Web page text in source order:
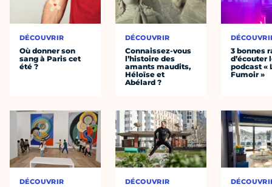
DÉCOUVRIR
Où donner son
sang à Paris cet
été ?
DÉCOUVRIR
DÉCOUVRIR
Connaissez-vous
l’histoire des
amants maudits,
Héloïse et
Abélard ?
DÉCOUVRIR
3 bonnes
d’écouter
podcast «
Fumoir »